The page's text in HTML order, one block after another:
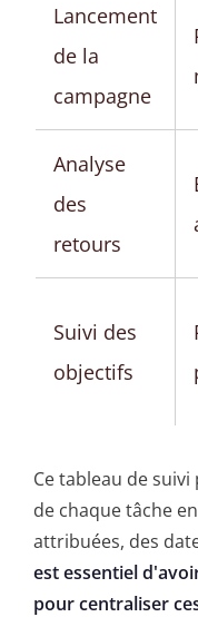
Lancement
de la
campagne
Analyse
des
retours
Suivi des
objectifs
Ce tableau de
de chaque tâche
attribuées, des
est essentiel
pour centraliser